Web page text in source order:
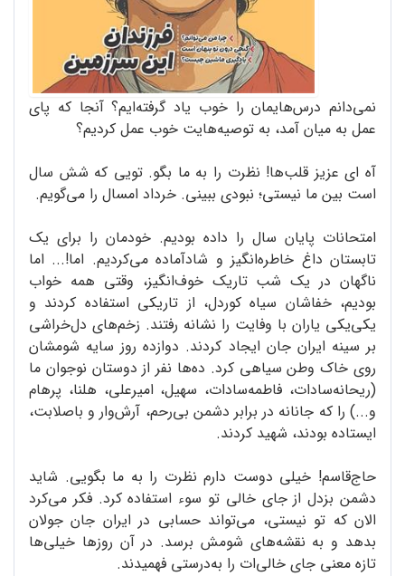
نمی‌دانم درس‌هایمان را خوب یاد گرفته‌ایم؟ آنجا که پای
عمل به میان آمد، به توصیه‌هایت خوب عمل کردیم؟
آه ای عزیز قلب‌ها! نظرت را به ما بگو. تویی که شش سال
است بین ما نیستی؛ نبودی ببینی. خرداد امسال را می‌گویم.
امتحانات پایان سال را داده بودیم. خودمان را برای یک
تابستان داغ خاطره‌انگیز و شادآماده می‌کردیم. اما!... اما
ناگهان در یک شب تاریک خوف‌انگیز، وقتی همه خواب
بودیم، خفاشان سیاه‌ کوردل، از تاریکی استفاده کردند و
یکی‌یکی یاران با وفایت را نشانه رفتند. زخم‌های دل‌خراشی
بر سینه ایران جان ایجاد کردند. دوازده روز سایه شومشان
روی خاک وطن سیاهی کرد. ده‌ها نفر از دوستان نوجوان ما
(ریحانه‌سادات، فاطمه‌سادات، سهیل، امیرعلی، هلنا، پرهام
و‌...) را که جانانه در برابر دشمن بی‌رحم، آرش‌وار و با‌صلابت،
ایستاده بودند، شهید کردند.
حاج‌قاسم! خیلی دوست دارم نظرت را به ما بگویی. شاید
دشمن بزدل از جای خالی تو سوء استفاده کرد. فکر می‌کرد
الان که تو نیستی، می‌تواند حسابی در ایران جان جولان
بدهد و به نقشه‌های شومش برسد. در آن روزها خیلی‌ها
تازه معنی جای خالی‌ات را به‌درستی فهمیدند.